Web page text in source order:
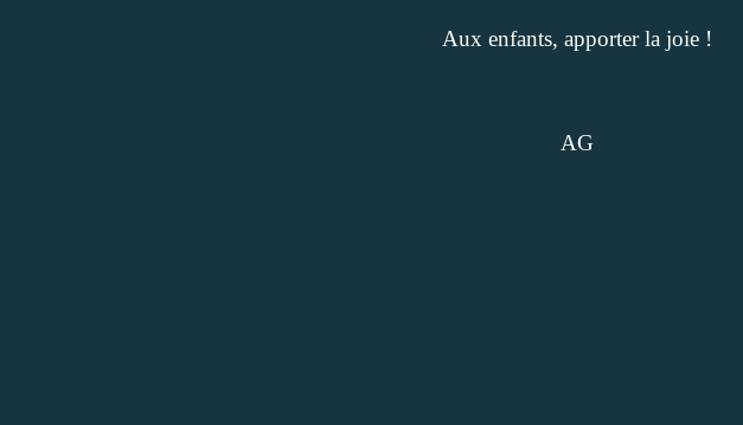
Aux enfants, apporter la joie !
AG